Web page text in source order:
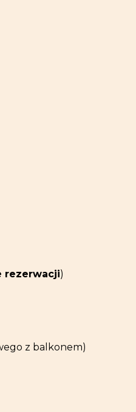
rezerwacji)
z balkonem)